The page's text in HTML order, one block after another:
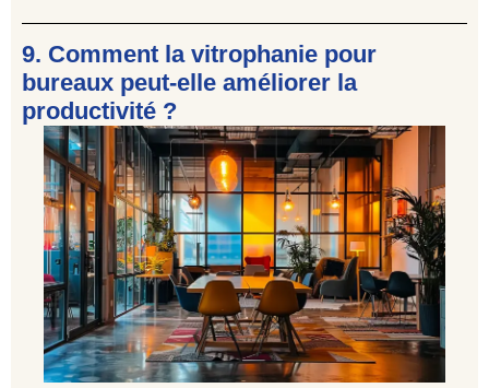
9. Comment la vitrophanie pour
bureaux peut-elle améliorer la
productivité ?